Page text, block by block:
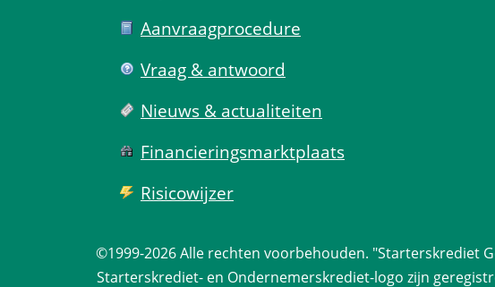
Aanvraag­procedure
Vraag & antwoord
Nieuws & actualiteiten
Financierings­markt­plaats
Risico­wijzer
©1999-2026 Alle rechten voorbehouden. "Starterskrediet
Starterskrediet- en Ondernemerskrediet-logo zijn